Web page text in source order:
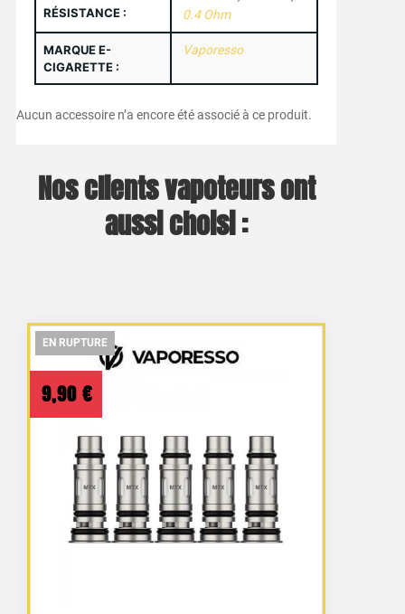
RÉSISTANCE :
0.4 Ohm
MARQUE E-
CIGARETTE :
Vaporesso
Aucun accessoire n’a encore été associé à ce produit.
Nos clients vapoteurs ont
aussi choisi :
EN RUPTURE
EN RUPTURE
9,90 €
EN RUPTURE